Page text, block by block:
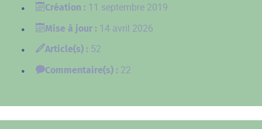
Création : 11 septembre 2019
Mise à jour : 14 avril 2026
Article(s) : 52
Commentaire(s) : 22